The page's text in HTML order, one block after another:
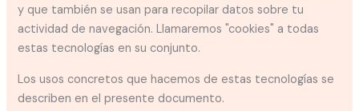
y que también se usan para recopilar datos sobre tu
actividad de navegación. Llamaremos "cookies" a todas
estas tecnologías en su conjunto.
Los usos concretos que hacemos de estas tecnologías se
describen en el presente documento.